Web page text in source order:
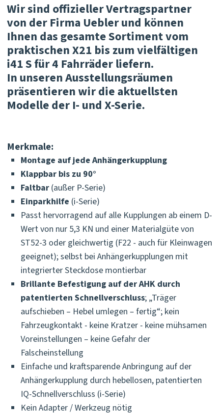
Wir sind offizieller Vertragspartner
von der Firma Uebler und können
Ihnen das gesamte Sortiment vom
praktischen X21 bis zum vielfältigen
i41 S für 4 Fahrräder liefern.
In unseren Ausstellungsräumen
präsentieren wir die aktuellsten
Modelle der I- und X-Serie.
Merkmale:
Montage auf jede Anhängerkupplung
Klappbar bis zu 90°
Faltbar (außer P-Serie)
Einparkhilfe (i-Serie)
Passt hervorragend auf alle Kupplungen ab einem D-
Wert von nur 5,3 KN und einer Materialgüte von
ST52-3 oder gleichwertig (F22 - auch für Kleinwagen
geeignet); selbst bei Anhängerkupplungen mit
integrierter Steckdose montierbar
Brillante Befestigung auf der AHK durch
patentierten Schnellverschluss; „Träger
aufschieben – Hebel umlegen – fertig“; kein
Fahrzeugkontakt - keine Kratzer - keine mühsamen
Voreinstellungen – keine Gefahr der
Falscheinstellung
Einfache und kraftsparende Anbringung auf der
Anhängerkupplung durch hebellosen, patentierten
IQ-Schnellverschluss (i-Serie)
Kein Adapter / Werkzeug nötig